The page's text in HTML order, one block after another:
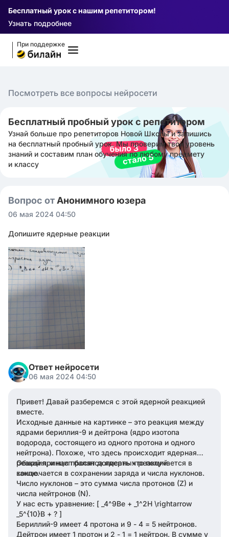
Бесплатный урок с нашим репетитором!
Узнать подробнее
При поддержке
Посмотреть все вопросы нейросети
Бесплатный пробный урок с репетитором
Узнай больше про репетиторов Новой Школы и запишись
на бесплатный пробный урок. Мы проверим твой уровень
знаний и составим план обучения по любому предмету
и классу
Вопрос от Анонимного юзера
06 мая 2024 04:50
Допишите ядерные реакции
Ответ нейросети
06 мая 2024 04:50
Привет! Давай разберемся с этой ядерной реакцией
вместе.
Исходные данные на картинке – это реакция между
ядрами бериллия-9 и дейтрона (ядро изотопа
водорода, состоящего из одного протона и одного
нейтрона). Похоже, что здесь происходит ядерная
реакция, и нас просят дописать что получается в
конце.
Общий принцип баланса ядерных реакций
заключается в сохранении заряда и числа нуклонов.
Число нуклонов – это сумма числа протонов (Z) и
числа нейтронов (N).
У нас есть уравнение: [ _4^9Be + _1^2H \rightarrow
_5^{10}B + ? ]
Бериллий-9 имеет 4 протона и 9 - 4 = 5 нейтронов.
Дейтрон имеет 1 протон и 2 - 1 = 1 нейтрон. В сумме у